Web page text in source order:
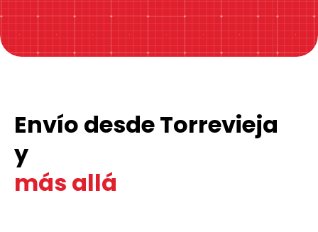
Envío desde Torrevieja
y
más allá